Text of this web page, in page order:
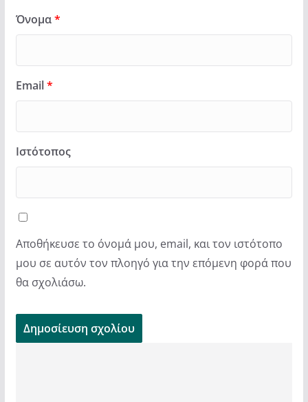
Όνομα*
Email*
Ιστότοπος
Αποθήκευσε το όνομά μου, email, και τον ιστότοπο
μου σε αυτόν τον πλοηγό για την επόμενη φορά που
θα σχολιάσω.